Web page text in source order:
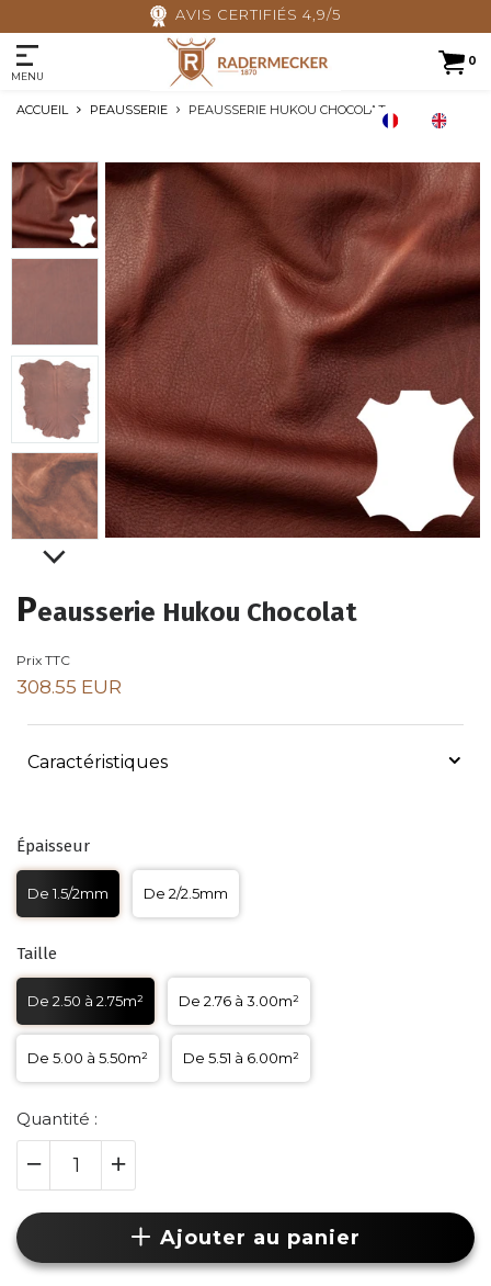
AVIS CERTIFIÉS 4,9/5
0
MENU
ACCUEIL PEAUSSERIE PEAUSSERIE HUKOU CHOCOLAT
Peausserie Hukou Chocolat
Prix TTC
308.55 EUR
Caractéristiques
Épaisseur
De 1.5/2mm De 2/2.5mm
Taille
De 2.50 à 2.75m² De 2.76 à 3.00m²
De 5.00 à 5.50m² De 5.51 à 6.00m²
Quantité :
Ajouter au panier